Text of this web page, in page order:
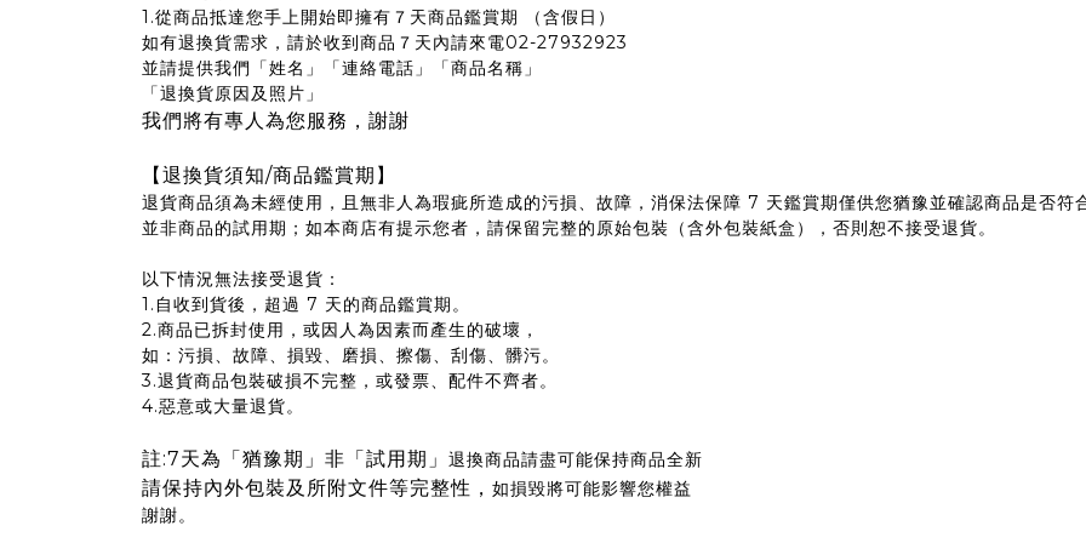
1.從商品抵達您手上開始即擁有７天商品鑑賞期 （含假日）
如有退換貨需求，請於收到商品７天內請來電02-27932923
並請提供我們「姓名」「連絡電話」「商品名稱」
「退換貨原因及照片」
我們將有專人為您服務，謝謝
【退換貨須知/商品鑑賞期】
退貨商品須為未經使用，且無非人為瑕疵所造成的污損、故障，消保法保障 7 天鑑賞期僅供您猶豫並確認商品是否符
並非商品的試用期；如本商店有提示您者，請保留完整的原始包裝（含外包裝紙盒），否則恕不接受退貨。
以下情況無法接受退貨：
1.自收到貨後，超過 7 天的商品鑑賞期。
2.商品已拆封使用，或因人為因素而產生的破壞，
如：污損、故障、損毀、磨損、擦傷、刮傷、髒污。
3.退貨商品包裝破損不完整，或發票、配件不齊者。
4.​惡意或大量退貨。
註:7天為「猶豫期」非「試用期」 退換商品請盡可能保持商品全新
請保持內外包裝及所附文件等完整性， 如損毀將可能影響您權益
謝謝。